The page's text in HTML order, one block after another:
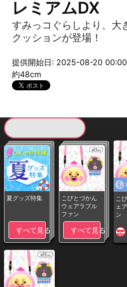
レミアムDX
すみっコぐらしより、大
クッションが登場！
提供開始日: 2025-08-20
約48cm
夏グッズ特集
すべて見る
こびとづかん
ウェアラブル
ファン
すべて見る
こ
ェ
ン